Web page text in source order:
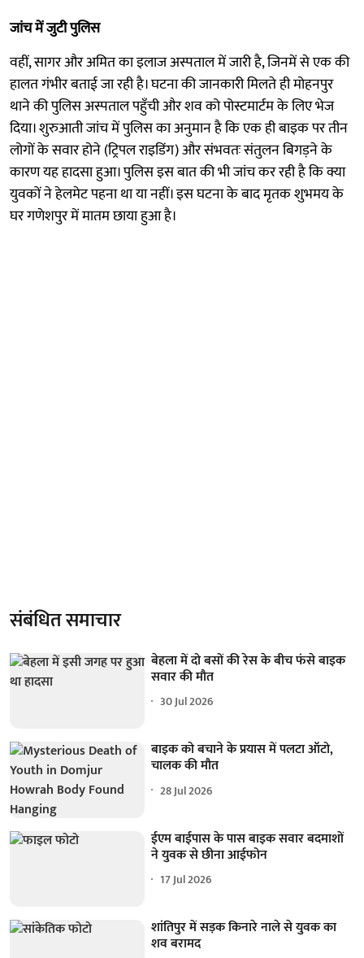
जांच में जुटी पुलिस
वहीं, सागर और अमित का इलाज अस्पताल में जारी है, जिनमें से एक की
हालत गंभीर बताई जा रही है। घटना की जानकारी मिलते ही मोहनपुर
थाने की पुलिस अस्पताल पहुँची और शव को पोस्टमार्टम के लिए भेज
दिया। शुरुआती जांच में पुलिस का अनुमान है कि एक ही बाइक पर तीन
लोगों के सवार होने (ट्रिपल राइडिंग) और संभवतः संतुलन बिगड़ने के
कारण यह हादसा हुआ। पुलिस इस बात की भी जांच कर रही है कि क्या
युवकों ने हेलमेट पहना था या नहीं। इस घटना के बाद मृतक शुभमय के
घर गणेशपुर में मातम छाया हुआ है।
संबंधित समाचार
बेहला में दो बसों की रेस के बीच फंसे बाइक
सवार की मौत
30 Jul 2026
बाइक को बचाने के प्रयास में पलटा ऑटो,
चालक की मौत
28 Jul 2026
ईएम बाईपास के पास बाइक सवार बदमाशों
ने युवक से छीना आईफोन
17 Jul 2026
शांतिपुर में सड़क किनारे नाले से युवक का
शव बरामद